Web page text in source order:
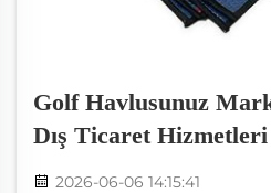
Golf Havlusunuz
Dış Ticaret Hizmetleri
2026-06-06 14:15:41